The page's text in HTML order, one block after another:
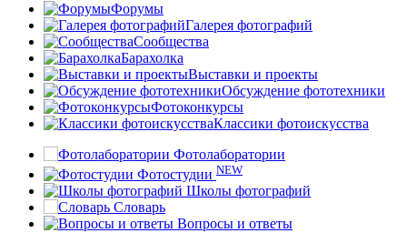
Форумы
Галерея фотографий
Сообщества
Барахолка
Выставки и проекты
Обсуждение фототехники
Фотоконкурсы
Классики фотоискусства
Фотолаборатории
Фотостудии NEW
Школы фотографий
Словарь
Вопросы и ответы